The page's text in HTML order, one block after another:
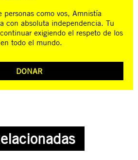
personas como vos, Amnistía
con absoluta independencia. Tu
exigiendo el respeto de los
todo el mundo.
DONAR